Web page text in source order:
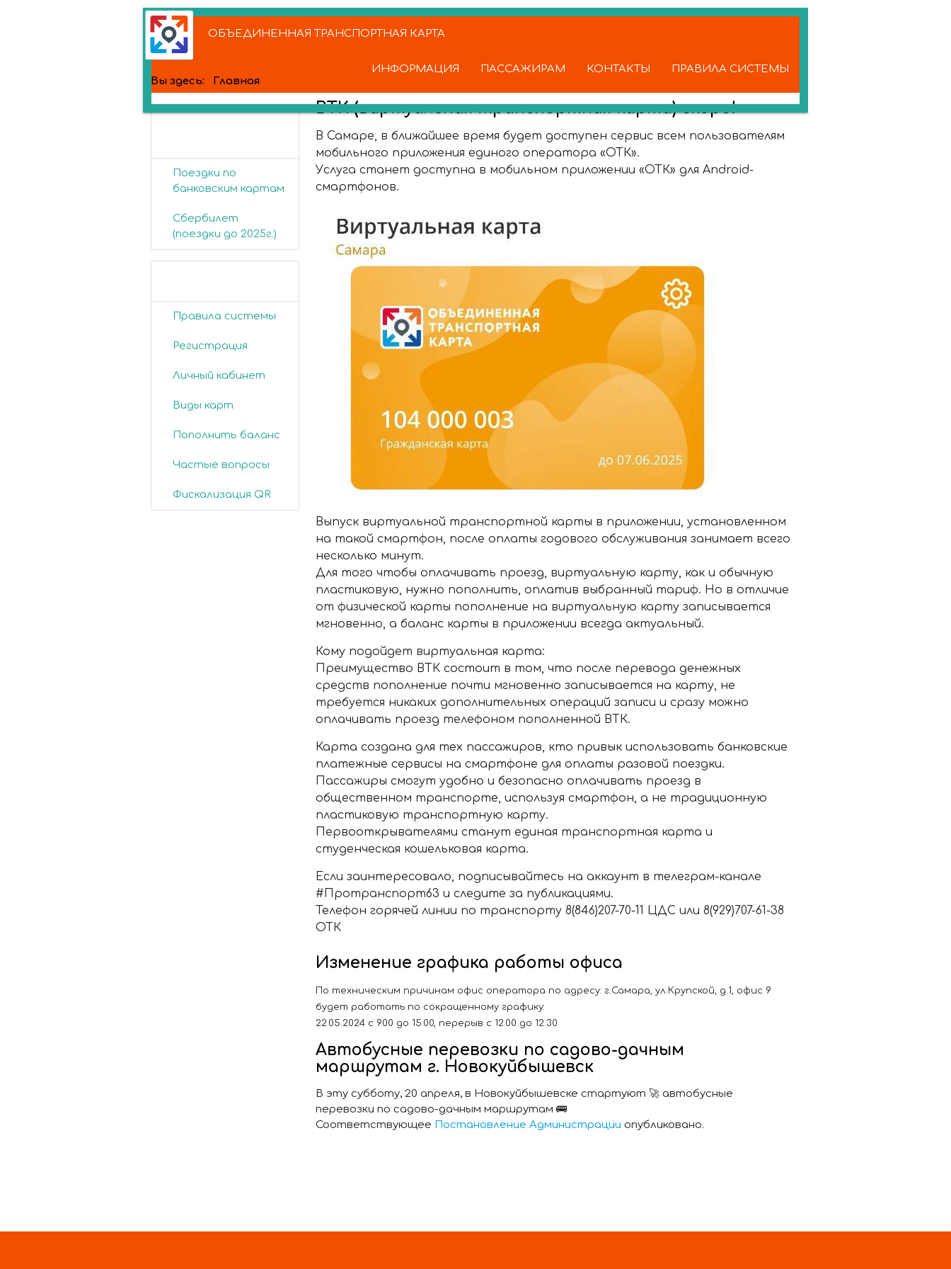
ОБЪЕДИНЕННАЯ ТРАНСПОРТНАЯ КАРТА
ИНФОРМАЦИЯ ПАССАЖИРАМ КОНТАКТЫ
ПРАВИЛА СИСТЕМЫ
Вы здесь: Главная
Поездки по
банковским картам
Сбербилет
(поездки до 2025г.)
Правила системы
Регистрация
Личный кабинет
Виды карт
Пополнить баланс
Частые вопросы
Фискализация QR
ВТК (виртуальная транспортная карта) скоро!
В Самаре, в ближайшее время будет доступен сервис всем пользователям
мобильного приложения единого оператора «ОТК».
Услуга станет доступна в мобильном приложении «ОТК» для Android-
смартфонов.
Выпуск виртуальной транспортной карты в приложении, установленном
на такой смартфон, после оплаты годового обслуживания занимает всего
несколько минут.
Для того чтобы оплачивать проезд, виртуальную карту, как и обычную
пластиковую, нужно пополнить, оплатив выбранный тариф. Но в отличие
от физической карты пополнение на виртуальную карту записывается
мгновенно, а баланс карты в приложении всегда актуальный.
Кому подойдет виртуальная карта:
Преимущество ВТК состоит в том, что после перевода денежных
средств пополнение почти мгновенно записывается на карту, не
требуется никаких дополнительных операций записи и сразу можно
оплачивать проезд телефоном пополненной ВТК.
Карта создана для тех пассажиров, кто привык использовать банковские
платежные сервисы на смартфоне для оплаты разовой поездки.
Пассажиры смогут удобно и безопасно оплачивать проезд в
общественном транспорте, используя смартфон, а не традиционную
пластиковую транспортную карту.
Первооткрывателями станут единая транспортная карта и
студенческая кошельковая карта.
Если заинтересовало, подписывайтесь на аккаунт в телеграм-канале
#Протранспорт63 и следите за публикациями.
Телефон горячей линии по транспорту 8(846)207-70-11 ЦДС или 8(929)707-61-38
ОТК
Изменение графика работы офиса
По техническим причинам офис оператора по адресу: г.Самара, ул.Крупской, д.1, офис 9
будет работать по сокращенному графику:
22.05.2024 с 9.00 до 15.00, перерыв с 12.00 до 12.30
Автобусные перевозки по садово-дачным
маршрутам г. Новокуйбышевск
В эту субботу, 20 апреля, в Новокуйбышевске стартуют 🚀 автобусные
перевозки по садово-дачным маршрутам 🚌
Соответствующее Постановление Администрации опубликовано.